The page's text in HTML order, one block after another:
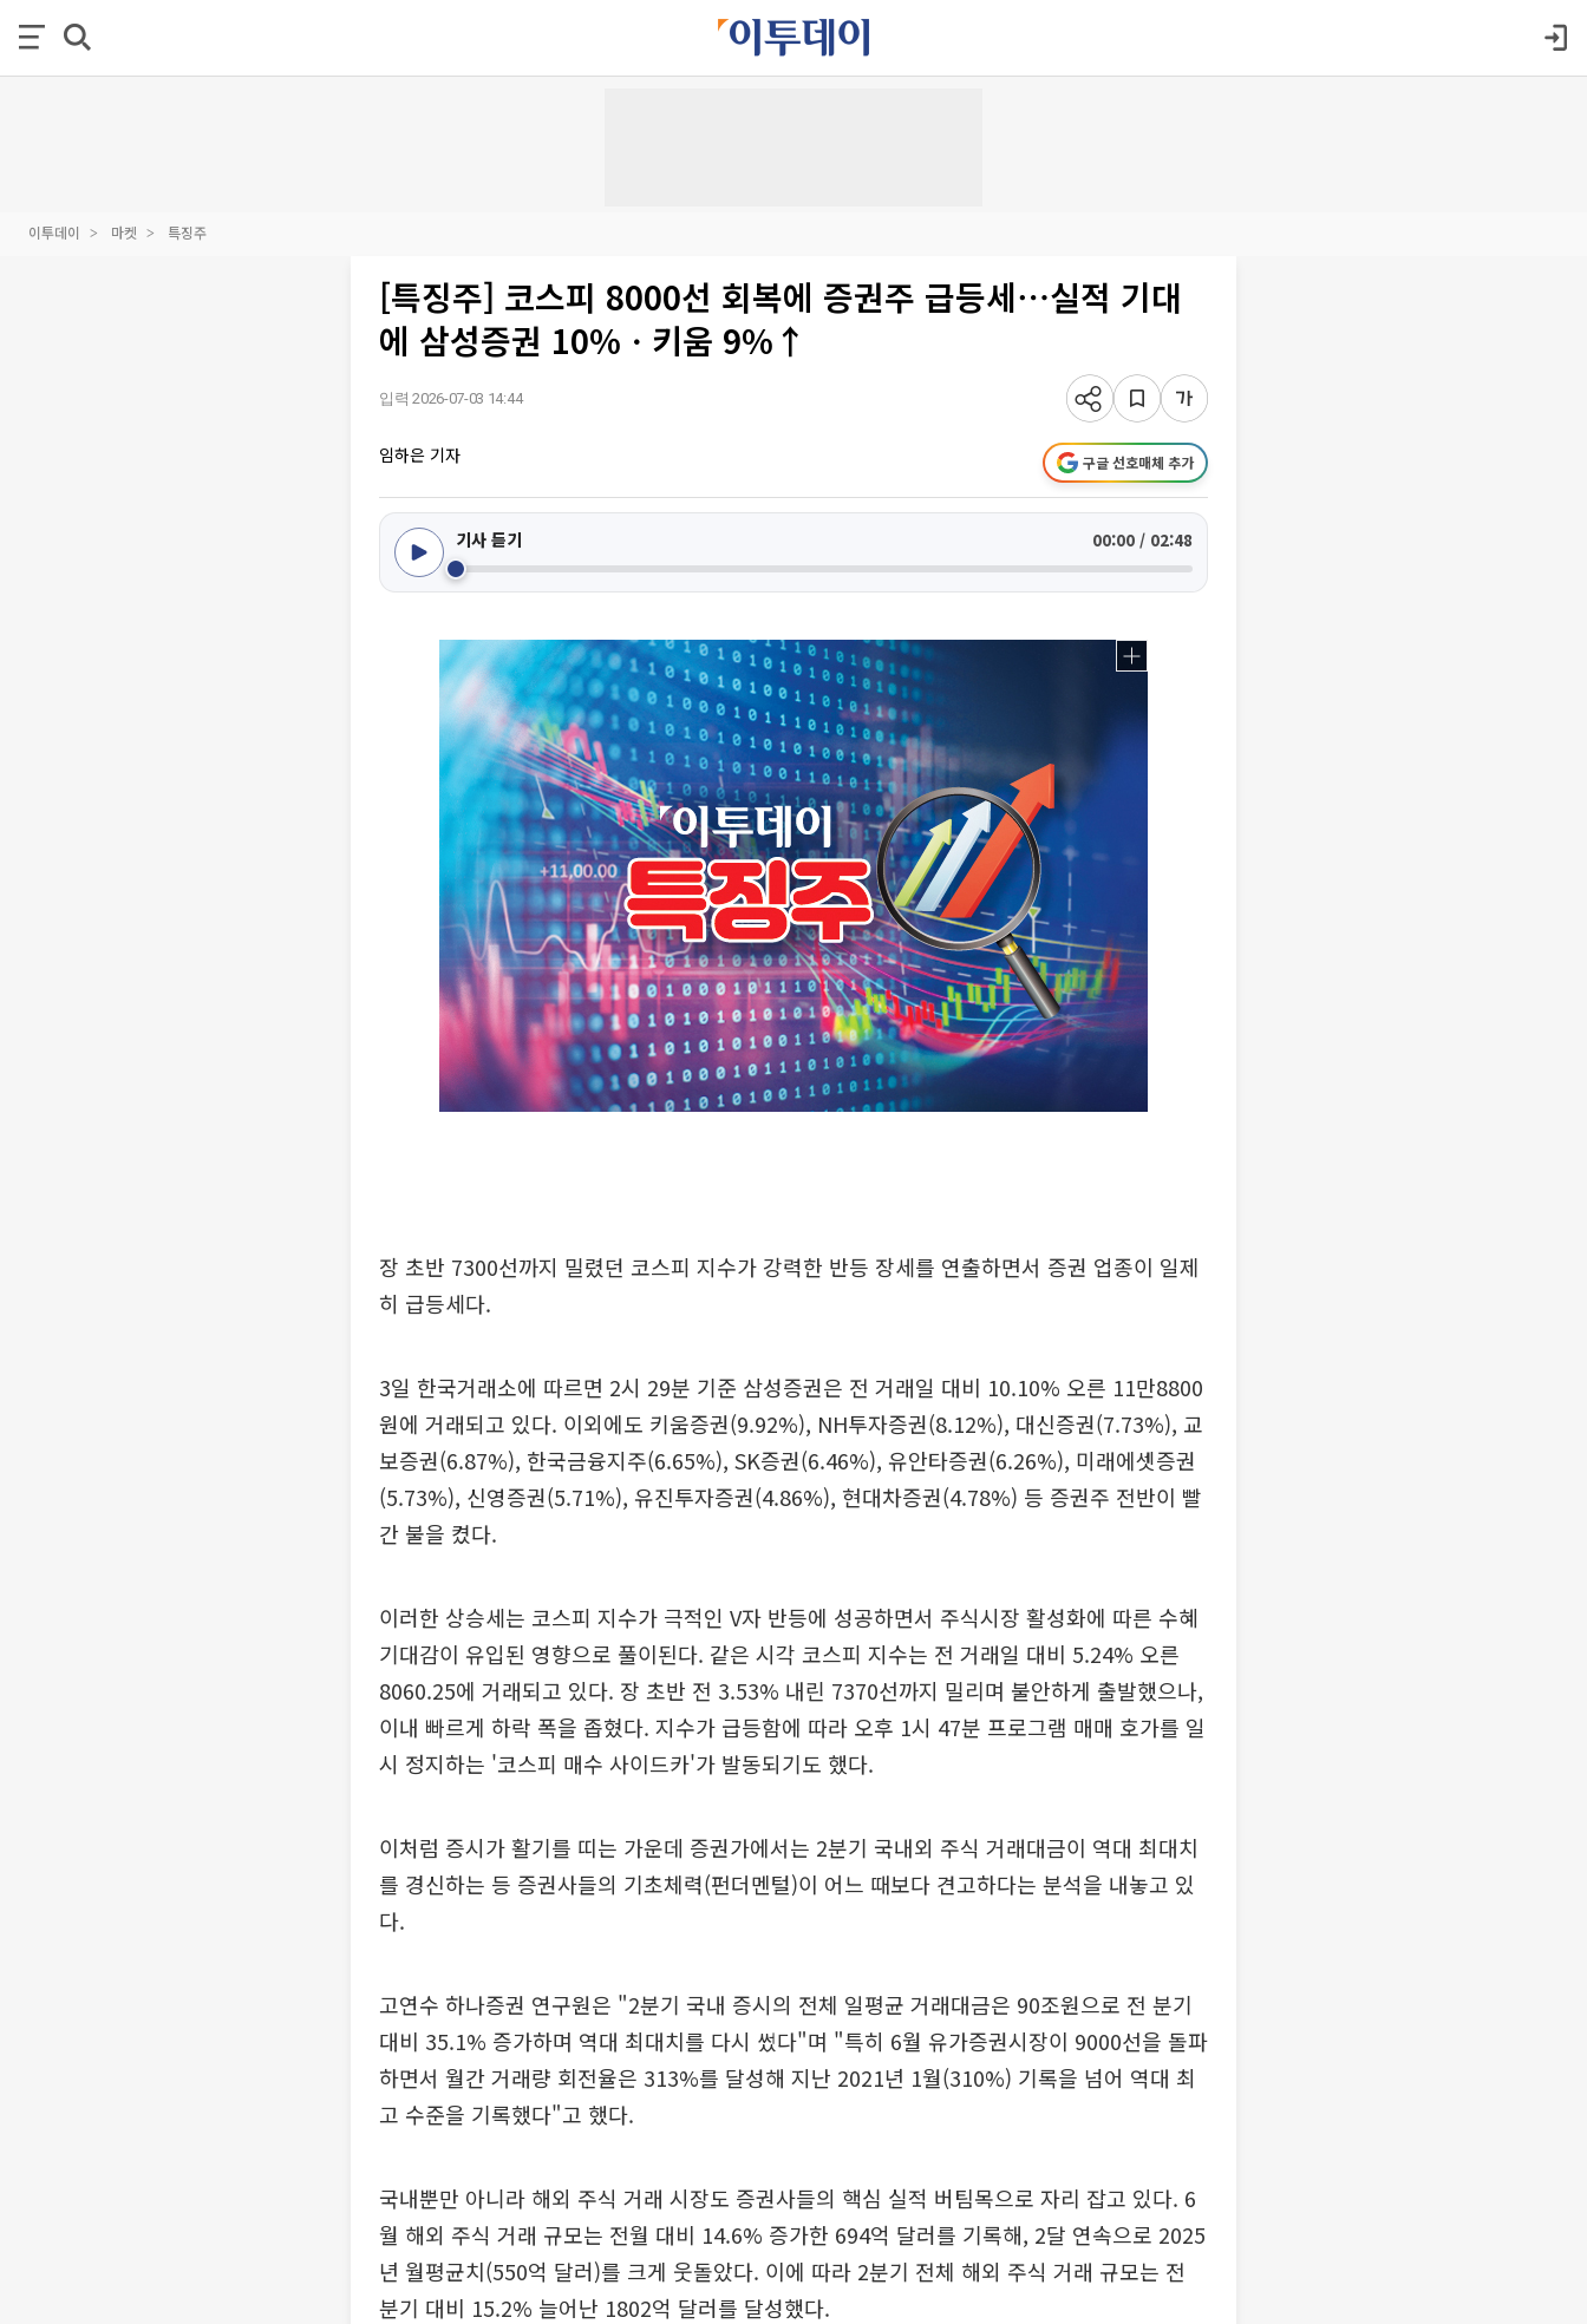
이투데이 마켓 특징주
[특징주] 코스피 8000선 회복에 증권주 급등세⋯실적 기대
에 삼성증권 10%ㆍ키움 9%↑
입력 2026-07-03 14:44
임하은 기자 구글 선호매체 추가
기사 듣기 00:00 / 02:48
장 초반 7300선까지 밀렸던 코스피 지수가 강력한 반등 장세를 연출하면서 증권 업종이 일제
히 급등세다.
3일 한국거래소에 따르면 2시 29분 기준 삼성증권은 전 거래일 대비 10.10% 오른 11만8800
원에 거래되고 있다. 이외에도 키움증권(9.92%), NH투자증권(8.12%), 대신증권(7.73%), 교
보증권(6.87%), 한국금융지주(6.65%), SK증권(6.46%), 유안타증권(6.26%), 미래에셋증권
(5.73%), 신영증권(5.71%), 유진투자증권(4.86%), 현대차증권(4.78%) 등 증권주 전반이 빨
간 불을 켰다.
이러한 상승세는 코스피 지수가 극적인 V자 반등에 성공하면서 주식시장 활성화에 따른 수혜
기대감이 유입된 영향으로 풀이된다. 같은 시각 코스피 지수는 전 거래일 대비 5.24% 오른
8060.25에 거래되고 있다. 장 초반 전 3.53% 내린 7370선까지 밀리며 불안하게 출발했으나,
이내 빠르게 하락 폭을 좁혔다. 지수가 급등함에 따라 오후 1시 47분 프로그램 매매 호가를 일
시 정지하는 '코스피 매수 사이드카'가 발동되기도 했다.
이처럼 증시가 활기를 띠는 가운데 증권가에서는 2분기 국내외 주식 거래대금이 역대 최대치
를 경신하는 등 증권사들의 기초체력(펀더멘털)이 어느 때보다 견고하다는 분석을 내놓고 있
다.
고연수 하나증권 연구원은 "2분기 국내 증시의 전체 일평균 거래대금은 90조원으로 전 분기
대비 35.1% 증가하며 역대 최대치를 다시 썼다"며 "특히 6월 유가증권시장이 9000선을 돌파
하면서 월간 거래량 회전율은 313%를 달성해 지난 2021년 1월(310%) 기록을 넘어 역대 최
고 수준을 기록했다"고 했다.
국내뿐만 아니라 해외 주식 거래 시장도 증권사들의 핵심 실적 버팀목으로 자리 잡고 있다. 6
월 해외 주식 거래 규모는 전월 대비 14.6% 증가한 694억 달러를 기록해, 2달 연속으로 2025
년 월평균치(550억 달러)를 크게 웃돌았다. 이에 따라 2분기 전체 해외 주식 거래 규모는 전
분기 대비 15.2% 늘어난 1802억 달러를 달성했다.